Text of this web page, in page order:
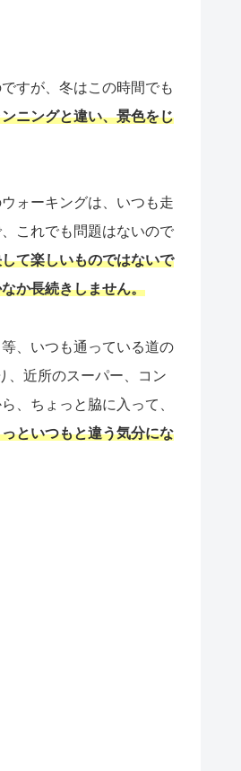
すが、冬はこの時間でも
ニングと違い、景色をじ
ォーキングは、いつも走
これでも問題はないので
て楽しいものではないで
か長続きしません。
、いつも通っている道の
、近所のスーパー、コン
、ちょっと脇に入って、
といつもと違う気分にな